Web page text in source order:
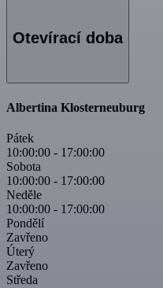
Otevírací doba
Albertina Klosterneuburg
Pátek
10:00:00 - 17:00:00
Sobota
10:00:00 - 17:00:00
Neděle
10:00:00 - 17:00:00
Pondělí
Zavřeno
Úterý
Zavřeno
Středa